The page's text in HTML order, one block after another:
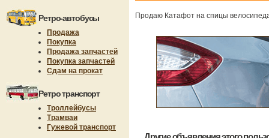
Ретро-автобусы
Продажа
Покупка
Продажа запчастей
Покупка запчастей
Сдам на прокат
Ретро транспорт
Троллейбусы
Трамваи
Гужевой транспорт
Продаю Катафот на спицы